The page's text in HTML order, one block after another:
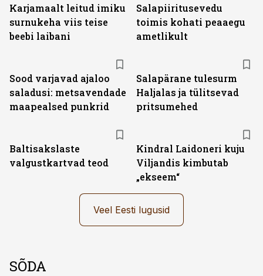
Karjamaalt leitud imiku
surnukeha viis teise
beebi laibani
Salapiiritusevedu
toimis kohati peaaegu
ametlikult
Sood varjavad ajaloo
saladusi: metsavendade
maapealsed punkrid
Salapärane tulesurm
Haljalas ja tülitsevad
pritsumehed
Baltisakslaste
valgustkartvad teod
Kindral Laidoneri kuju
Viljandis kimbutab
„ekseem“
Veel Eesti lugusid
SÕDA